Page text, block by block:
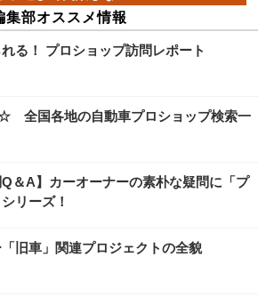
集部オススメ情報
る！ プロショップ訪問レポート
全国各地の自動車プロショップ検索一
Q＆A】カーオーナーの素朴な疑問に「プ
リーズ！
旧車」関連プロジェクトの全貌